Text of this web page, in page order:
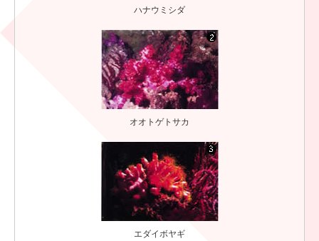
ハナウミシダ
オオトゲトサカ
エダイボヤギ